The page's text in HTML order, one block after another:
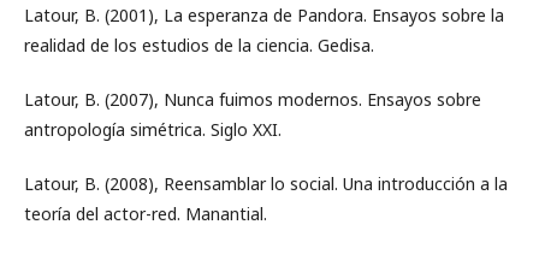
Latour, B. (2001), La esperanza de Pandora. Ensayos sobre la
realidad de los estudios de la ciencia. Gedisa.
Latour, B. (2007), Nunca fuimos modernos. Ensayos sobre
antropología simétrica. Siglo XXI.
Latour, B. (2008), Reensamblar lo social. Una introducción a la
teoría del actor-red. Manantial.